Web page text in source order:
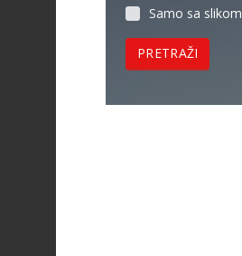
Samo sa slikom
PRETRAŽI